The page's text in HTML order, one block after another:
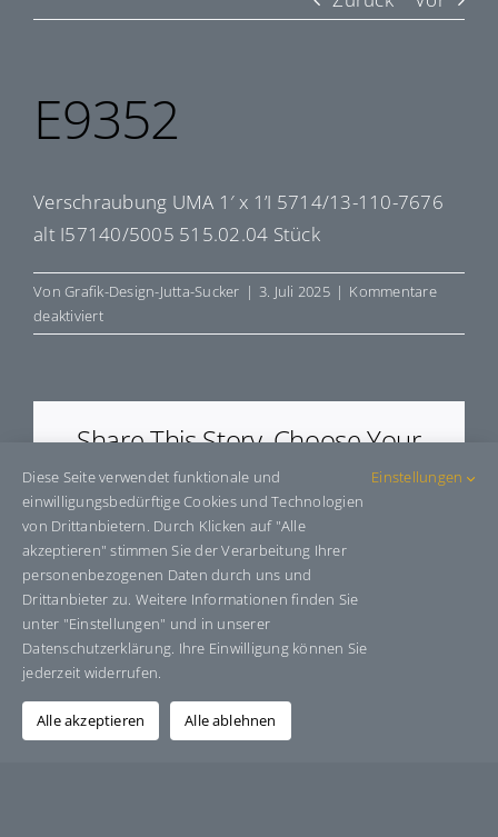
E9352
Verschraubung UMA 1′ x 1’I 5714/13-110-7676
alt I57140/5005 515.02.04 Stück
VonGrafik-Design-Jutta-Sucker | 3. Juli 2025 | Kommentare
deaktiviertfür
E9352
Share This Story, Choose Your
Platform!
Facebook Bluesky WhatsAppTelegram
E-
Mail
Über den Autor: Grafik-Design-Jutta-Sucker
Diese Seite verwendet funktionale und
einwilligungsbedürftige Cookies und Technologien
von Drittanbietern. Durch Klicken auf "Alle
akzeptieren" stimmen Sie der Verarbeitung Ihrer
personenbezogenen Daten durch uns und
Drittanbieter zu. Weitere Informationen finden Sie
unter "Einstellungen" und in unserer
Datenschutzerklärung. Ihre Einwilligung können Sie
jederzeit widerrufen.
Einstellungen
Alle akzeptieren Alle ablehnen